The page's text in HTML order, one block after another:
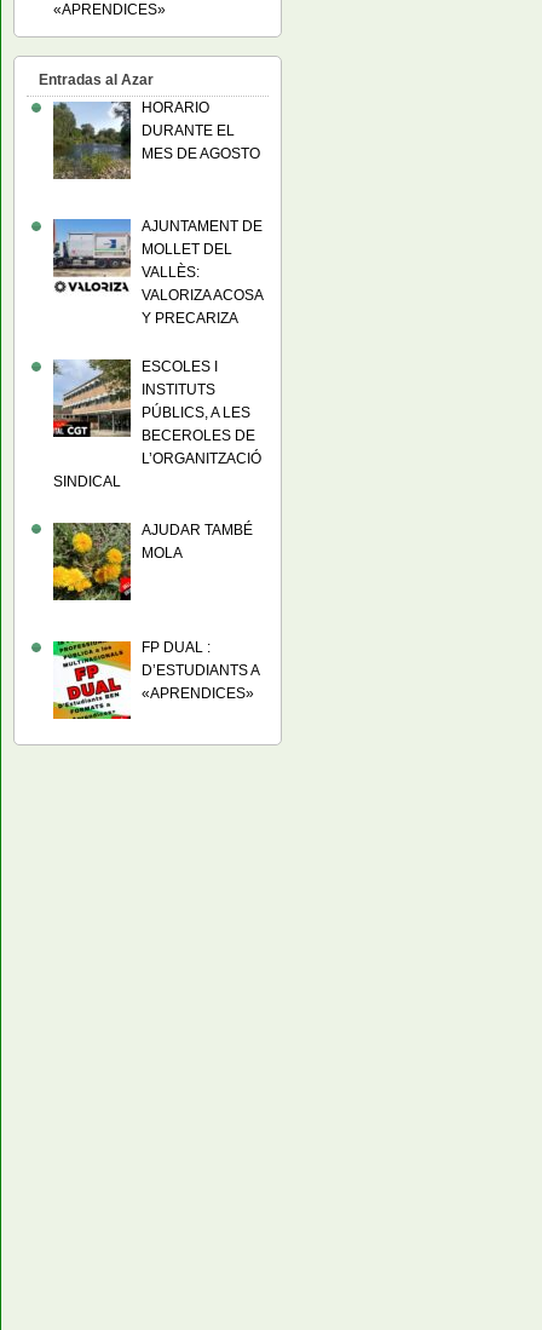
«APRENDICES»
Entradas al Azar
HORARIO
DURANTE EL
MES DE AGOSTO
AJUNTAMENT DE
MOLLET DEL
VALLÈS:
VALORIZA ACOSA
Y PRECARIZA
ESCOLES I
INSTITUTS
PÚBLICS, A LES
BECEROLES DE
L’ORGANITZACIÓ
SINDICAL
AJUDAR TAMBÉ
MOLA
FP DUAL :
D’ESTUDIANTS A
«APRENDICES»